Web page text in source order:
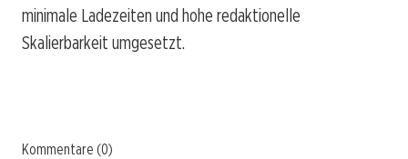
minimale Ladezeiten und hohe redaktionelle
Skalierbarkeit umgesetzt.
Kommentare (0)